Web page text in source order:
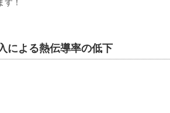
！
による熱伝導率の低下